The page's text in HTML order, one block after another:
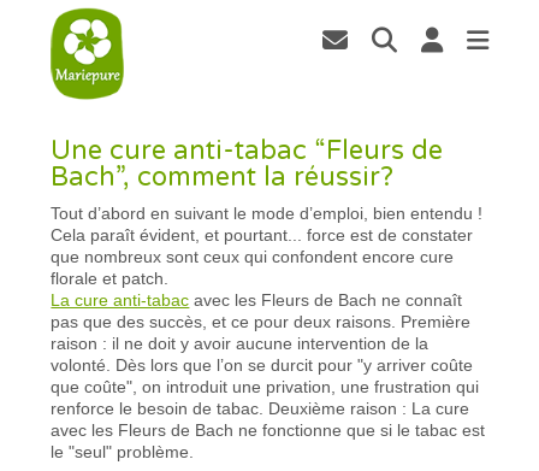
Une cure anti-tabac “Fleurs de
Bach”, comment la réussir?
Tout d’abord en suivant le mode d’emploi, bien entendu !
Cela paraît évident, et pourtant... force est de constater
que nombreux sont ceux qui confondent encore cure
florale et patch.
La cure anti-tabac avec les Fleurs de Bach ne connaît
pas que des succès, et ce pour deux raisons. Première
raison : il ne doit y avoir aucune intervention de la
volonté. Dès lors que l’on se durcit pour "y arriver coûte
que coûte", on introduit une privation, une frustration qui
renforce le besoin de tabac. Deuxième raison : La cure
avec les Fleurs de Bach ne fonctionne que si le tabac est
le "seul" problème.